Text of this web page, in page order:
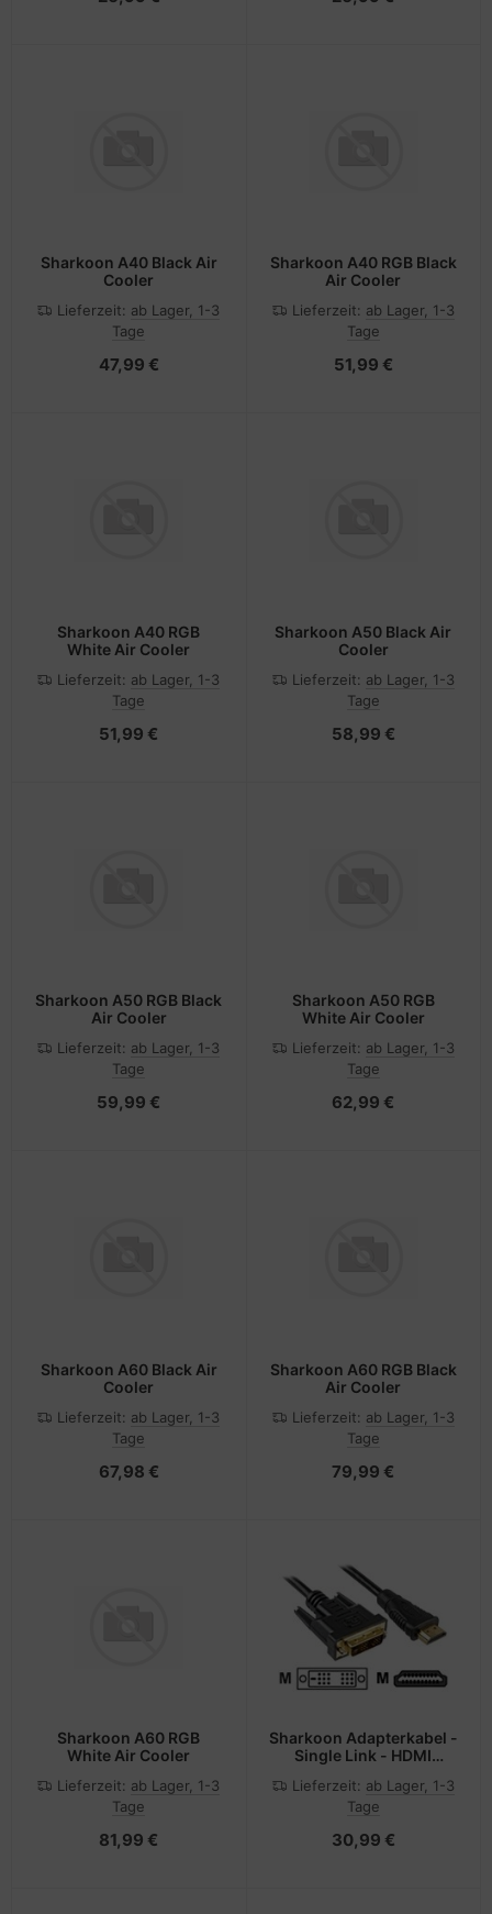
Sharkoon A40 Black Air
Cooler
Lieferzeit: ab Lager, 1-3
Tage
47,99 €
Sharkoon A40 RGB Black
Air Cooler
Lieferzeit: ab Lager, 1-3
Tage
51,99 €
Sharkoon A40 RGB
White Air Cooler
Lieferzeit: ab Lager, 1-3
Tage
51,99 €
Sharkoon A50 Black Air
Cooler
Lieferzeit: ab Lager, 1-3
Tage
58,99 €
Sharkoon A50 RGB Black
Air Cooler
Lieferzeit: ab Lager, 1-3
Tage
59,99 €
Sharkoon A50 RGB
White Air Cooler
Lieferzeit: ab Lager, 1-3
Tage
62,99 €
Sharkoon A60 Black Air
Cooler
Lieferzeit: ab Lager, 1-3
Tage
67,98 €
Sharkoon A60 RGB Black
Air Cooler
Lieferzeit: ab Lager, 1-3
Tage
79,99 €
Sharkoon A60 RGB
White Air Cooler
Lieferzeit: ab Lager, 1-3
Tage
81,99 €
Sharkoon Adapterkabel -
Single Link - HDMI
männlich
Lieferzeit: ab Lager, 1-3
Tage
30,99 €